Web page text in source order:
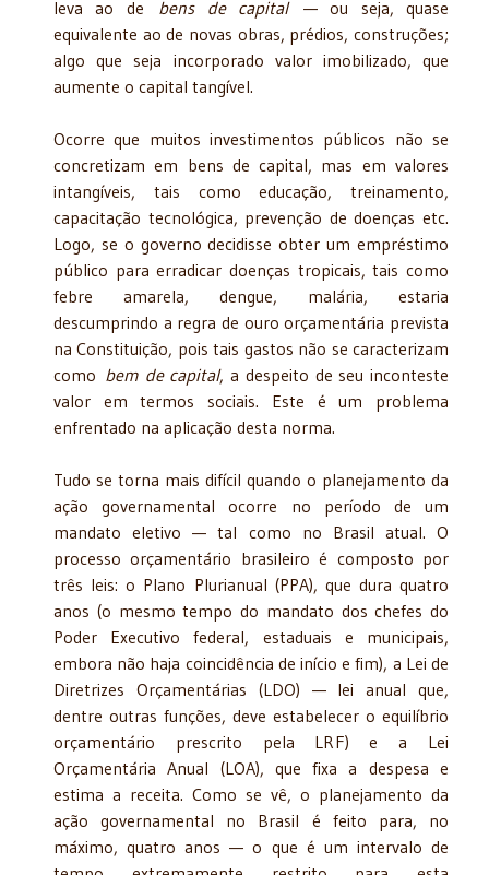
leva ao de bens de capital— ou seja, quase
equivalente ao de novas obras, prédios, construções;
algo que seja incorporado valor imobilizado, que
aumente o capital tangível.
Ocorre que muitos investimentos públicos não se
concretizam em bens de capital, mas em valores
intangíveis, tais como educação, treinamento,
capacitação tecnológica, prevenção de doenças etc.
Logo, se o governo decidisse obter um empréstimo
público para erradicar doenças tropicais, tais como
febre amarela, dengue, malária, estaria
descumprindo a regra de ouro orçamentária prevista
na Constituição, pois tais gastos não se caracterizam
como bem de capital, a despeito de seu inconteste
valor em termos sociais. Este é um problema
enfrentado na aplicação desta norma.
Tudo se torna mais difícil quando o planejamento da
ação governamental ocorre no período de um
mandato eletivo — tal como no Brasil atual. O
processo orçamentário brasileiro é composto por
três leis: o Plano Plurianual (PPA), que dura quatro
anos (o mesmo tempo do mandato dos chefes do
Poder Executivo federal, estaduais e municipais,
embora não haja coincidência de início e fim), a Lei de
Diretrizes Orçamentárias (LDO) — lei anual que,
dentre outras funções, deve estabelecer o equilíbrio
orçamentário prescrito pela LRF) e a Lei
Orçamentária Anual (LOA), que fixa a despesa e
estima a receita. Como se vê, o planejamento da
ação governamental no Brasil é feito para, no
máximo, quatro anos — o que é um intervalo de